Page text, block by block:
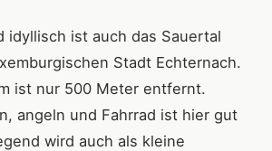
idyllisch ist auch das Sauertal
Stadt Echternach.
ist nur 500 Meter entfernt.
angeln und Fahrrad ist hier gut
wird auch als kleine